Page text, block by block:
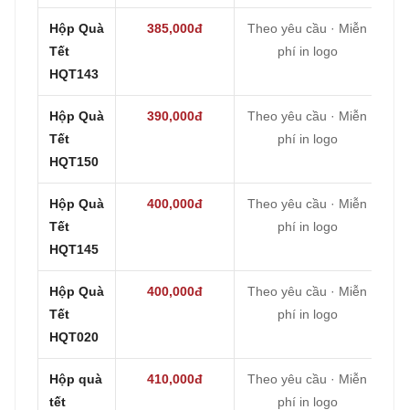
Hộp Quà
Tết
HQT143
385,000đ
Theo yêu cầu · Miễn
phí in logo
Hộp Quà
Tết
HQT150
390,000đ
Theo yêu cầu · Miễn
phí in logo
Hộp Quà
Tết
HQT145
400,000đ
Theo yêu cầu · Miễn
phí in logo
Hộp Quà
Tết
HQT020
400,000đ
Theo yêu cầu · Miễn
phí in logo
Hộp quà
tết
410,000đ
Theo yêu cầu · Miễn
phí in logo